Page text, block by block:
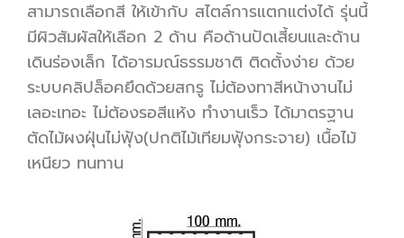
สามารถเลือกสี ให้เข้ากับ สไตล์การแตกแต่งได้ รุ่นนี้
มีผิวสัมผัสให้เลือก 2 ด้าน คือด้านปัดเสี้ยนและด้าน
เดินร่องเล็ก ได้อารมณ์ธรรมชาติ ติดตั้งง่าย ด้วย
ระบบคลิปล็อคยึดด้วยสกรู ไม่ต้องทาสีหน้างานไม่
เลอะเทอะ ไม่ต้องรอสีแห้ง ทำงานเร็ว ได้มาตรฐาน
ตัดไม้ผงฝุ่นไม่ฟุ้ง(ปกติไม้เทียมฟุ้งกระจาย) เนื้อไม้
เหนียว ทนทาน